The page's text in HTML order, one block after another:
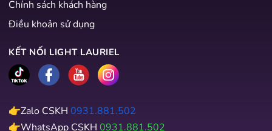
Chính sách khách hàng
Điều khoản sử dụng
KẾT NỐI LIGHT LAURIEL
👉Zalo CSKH 0931.881.502
👉WhatsApp CSKH 0931.881.502